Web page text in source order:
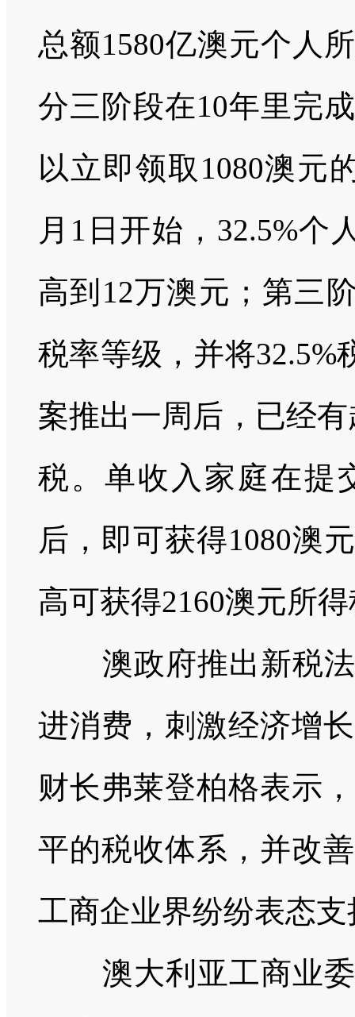
总额1580亿澳元个人
分三阶段在10年里完
以立即领取1080澳元
月1日开始，32.5%个
高到12万澳元；第三
税率等级，并将32.5%
案推出一周后，已经
税。单收入家庭在提
后，即可获得1080澳
高可获得2160澳元所
澳政府推出新税法
进消费，刺激经济增
财长弗莱登柏格表示
平的税收体系，并改
工商企业界纷纷表态
澳大利亚工商业委